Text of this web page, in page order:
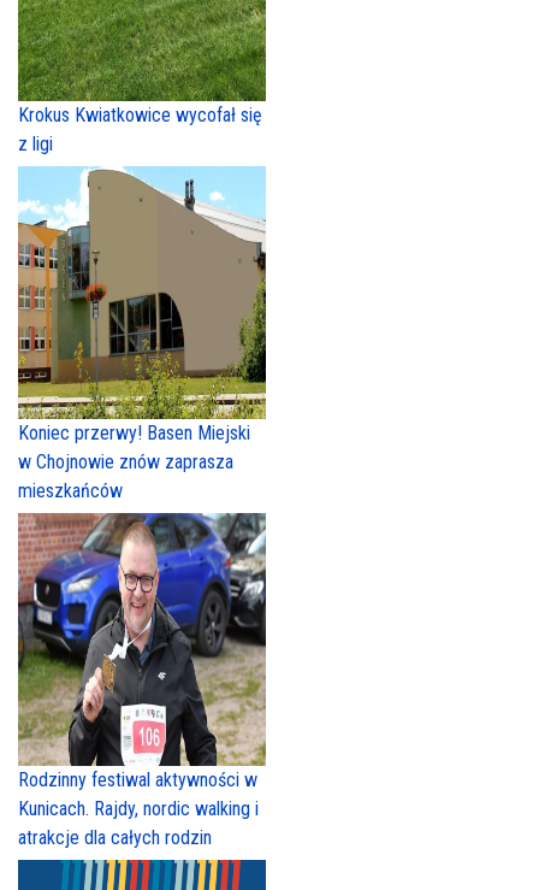
Krokus Kwiatkowice wycofał się
z ligi
Koniec przerwy! Basen Miejski
w Chojnowie znów zaprasza
mieszkańców
Rodzinny festiwal aktywności w
Kunicach. Rajdy, nordic walking i
atrakcje dla całych rodzin